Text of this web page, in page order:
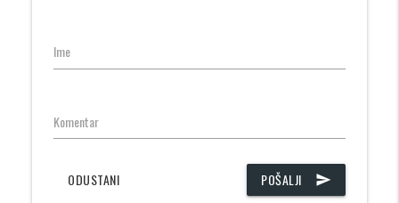
Ime
Komentar
POŠALJI send
ODUSTANI